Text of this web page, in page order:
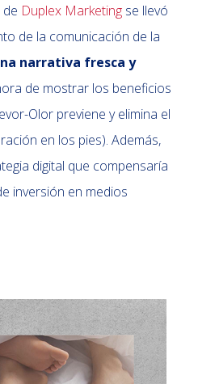
Duplex Marketing se llevó
de la comunicación de la
narrativa fresca y
de mostrar los beneficios
Olor previene y elimina el
en los pies). Además,
digital que compensaría
inversión en medios